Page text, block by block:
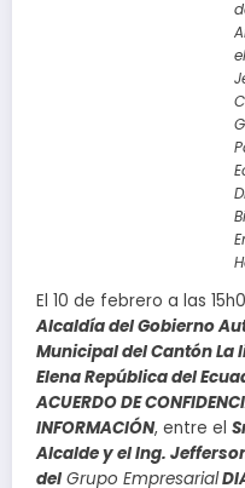
El 10 de febrero a las
Alcaldía del Gobierno
Municipal del Cantón La
Elena República del
ACUERDO DE
INFORMACIÓN, entre el
Alcalde y el Ing.
delGrupo Empresarial